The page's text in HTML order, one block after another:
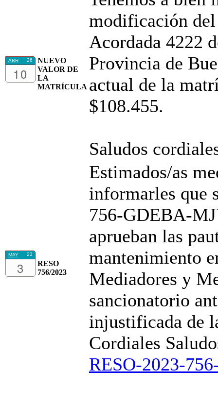
ABR
10
26
NUEVO
VALOR DE
LA
MATRÍCULA
modificación
Acordada 4222
Provincia de
actual de la
$108.455.
Saludos
MAY
3
23
RESO
756/2023
Estimados/as
informarles que
756-GDEBA-
aprueban las
mantenimiento
Mediadores y
sancionatorio
injustificada de
Cordiales
RESO-2023-